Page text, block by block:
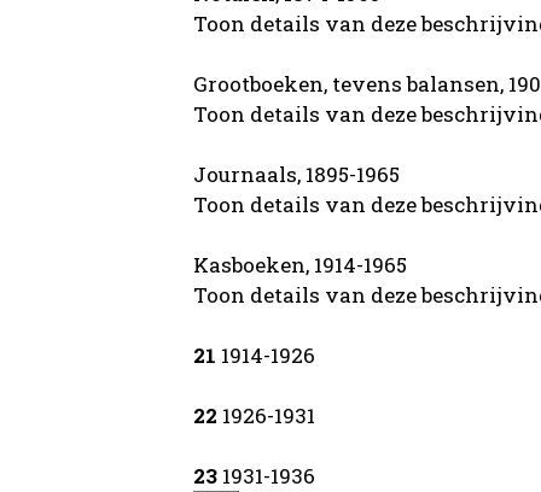
Toon details van deze
Grootboeken, tevens balansen,
Toon details van deze
Journaals, 1895-1965
Toon details van deze
Kasboeken, 1914-1965
Toon details van deze
21 1914-1926
22 1926-1931
23 1931-1936